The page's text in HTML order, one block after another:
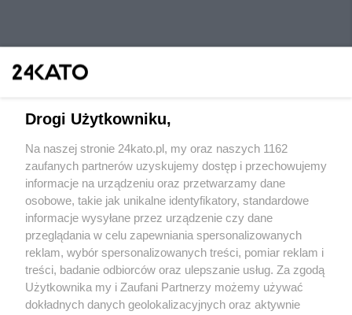
Wydawca mediów lokalnych
Nie zapomnij
zapoznać się z:
polityką prywatności regulamin korzystania z portali
Twojemiasto Skontaktuj sięz nami
Drogi Użytkowniku,
Na naszej stronie 24kato.pl, my oraz naszych 1162
zaufanych partnerów uzyskujemy dostęp i przechowujemy
informacje na urządzeniu oraz przetwarzamy dane
osobowe, takie jak unikalne identyfikatory, standardowe
informacje wysyłane przez urządzenie czy dane
przeglądania w celu zapewniania spersonalizowanych
reklam, wybór spersonalizowanych treści, pomiar reklam i
treści, badanie odbiorców oraz ulepszanie usług. Za zgodą
Użytkownika my i Zaufani Partnerzy możemy używać
dokładnych danych geolokalizacyjnych oraz aktywnie